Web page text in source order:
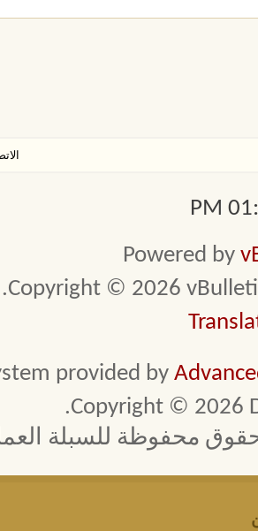
Powered by
Copyright © 2026
provided by
Copyright © 2026
محفوظة للسبلة العمانية